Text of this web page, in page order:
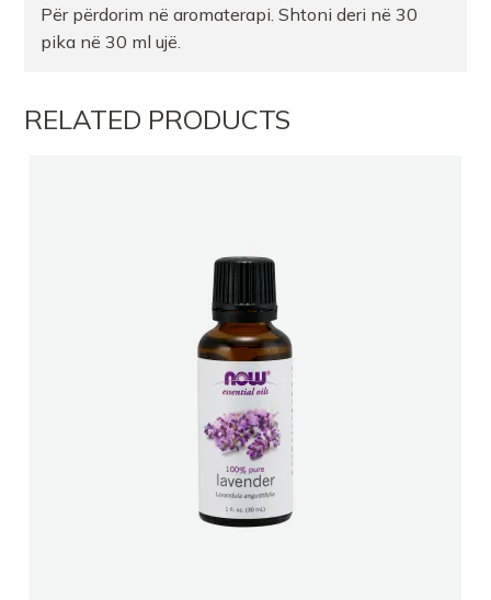
Për përdorim në aromaterapi. Shtoni deri në 30
pika në 30 ml ujë.
RELATED PRODUCTS